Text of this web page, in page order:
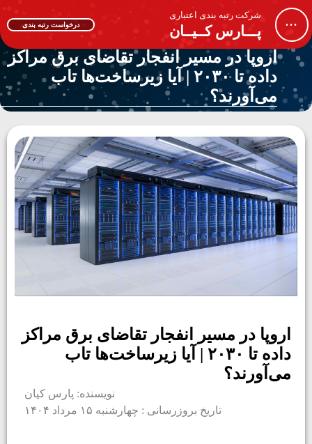
...
شرکت رتبه بندی اعتباری
پـــارس کــیــان درخواست رتبه بندی
اروپا در مسیر انفجار تقاضای برق مراکز
داده تا ۲۰۳۰ | آیا زیرساخت‌ها تاب
می‌آورند؟
اروپا در مسیر انفجار تقاضای برق مراکز
داده تا ۲۰۳۰ | آیا زیرساخت‌ها تاب
می‌آورند؟
نویسنده: پارس کیان
تاریخ بروزرسانی : چهارشنبه ۱۵ مرداد ۱۴۰۴